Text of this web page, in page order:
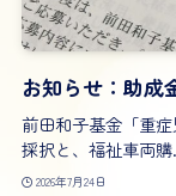
お知らせ：助成
前田和子基金「重
採択と、福祉車両
2026年7月24日